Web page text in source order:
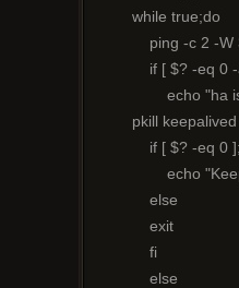
while true;do
ping -c 2 -W
if [ $? -eq 0
echo "ha is
pkill
if [ $? -eq 0
echo
else
exit
fi
else